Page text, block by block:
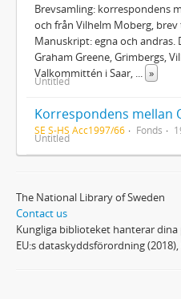
Brevsamling: korrespondens
och från Vilhelm Moberg, brev
Manuskript: egna och andras.
Graham Greene, Grimbergs,
Valkommittén i Saar,
»
Untitled
SE S-HS Acc1997/66 Fonds
Untitled
The National Library of Sweden
Contact us
Kungliga biblioteket hanterar
EU:s dataskyddsförordning (2018),